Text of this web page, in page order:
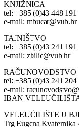
KNJIŽNICA
tel: +385 (0)43 448 191
e-mail: mbucar@vub.hr
TAJNIŠTVO
tel: +385 (0)43 241 191
e-mail: zbilic@vub.hr
RAČUNOVODSTVO
tel: +385 (0)43 241 204
e-mail:
IBAN
VELEUČILIŠTE U
Trg Eugena Kvaternika